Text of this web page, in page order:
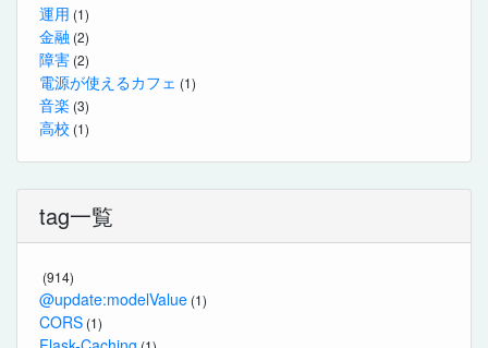
運用 (1)
金融 (2)
障害 (2)
電源が使えるカフェ (1)
音楽 (3)
高校 (1)
tag一覧
(914)
@update:modelValue (1)
CORS (1)